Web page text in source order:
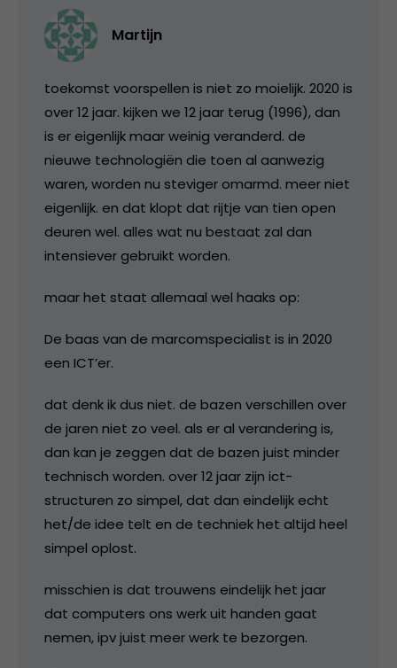
Martijn
toekomst voorspellen is niet zo moielijk. 2020 is
over 12 jaar. kijken we 12 jaar terug (1996), dan
is er eigenlijk maar weinig veranderd. de
nieuwe technologiën die toen al aanwezig
waren, worden nu steviger omarmd. meer niet
eigenlijk. en dat klopt dat rijtje van tien open
deuren wel. alles wat nu bestaat zal dan
intensiever gebruikt worden.
maar het staat allemaal wel haaks op:
De baas van de marcomspecialist is in 2020
een ICT’er.
dat denk ik dus niet. de bazen verschillen over
de jaren niet zo veel. als er al verandering is,
dan kan je zeggen dat de bazen juist minder
technisch worden. over 12 jaar zijn ict-
structuren zo simpel, dat dan eindelijk echt
het/de idee telt en de techniek het altijd heel
simpel oplost.
misschien is dat trouwens eindelijk het jaar
dat computers ons werk uit handen gaat
nemen, ipv juist meer werk te bezorgen.